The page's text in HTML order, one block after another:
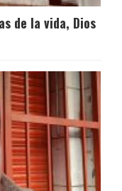
de la vida, Dios